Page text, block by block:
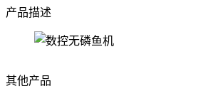
产品描述
其他产品